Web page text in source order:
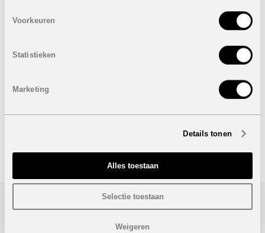
Voorkeuren
Statistieken
Marketing
Details tonen
Alles toestaan
Selectie toestaan
Weigeren
Jacuzzi op het solarium en buitendouche
De prijs is inclusief parking en berging.
Onder voorbehoud van eventuele prijswijzigingen.